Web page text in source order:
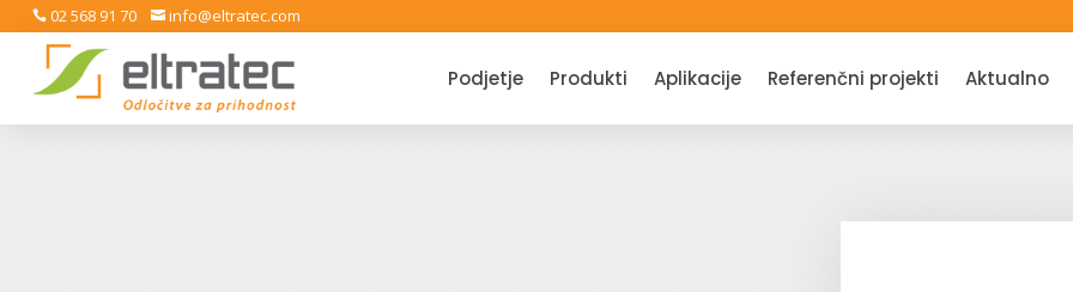
02 568 91 70 info@eltratec.com
Podjetje Produkti Aplikacije Referenčni projekti Aktualno